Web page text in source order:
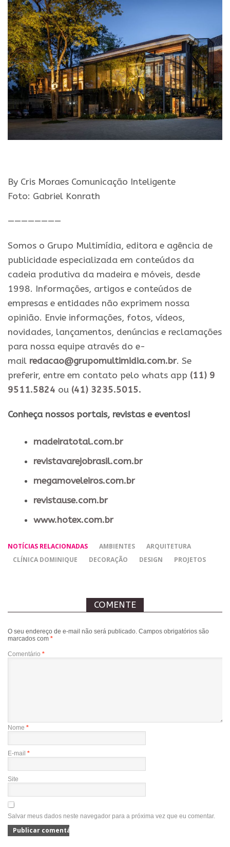
By Cris Moraes Comunicação Inteligente
Foto: Gabriel Konrath
————————
Somos o Grupo Multimídia, editora e agência de
publicidade especializada em conteúdos da
cadeia produtiva da madeira e móveis, desde
1998. Informações, artigos e conteúdos de
empresas e entidades não exprimem nossa
opinião. Envie informações, fotos, vídeos,
novidades, lançamentos, denúncias e reclamações
para nossa equipe através do e-
mail redacao@grupomultimidia.com.br. Se
preferir, entre em contato pelo whats app (11) 9
9511.5824 ou (41) 3235.5015.
​Conheça nossos ​portais, revistas e eventos​!
madeiratotal.com.br
revistavarejobrasil.com.br
megamoveleiros.com.br
revistause.com.br
www.hotex.com.br
NOTÍCIAS RELACIONADAS AMBIENTES
ARQUITETURA
CLÍNICA DOMINIQUE
DECORAÇÃO DESIGN PROJETOS
COMENTE
O seu endereço de e-mail não será publicado. Campos obrigatórios são
marcados com *
Comentário *
Nome *
E-mail *
Site
Salvar meus dados neste navegador para a próxima vez que eu comentar.